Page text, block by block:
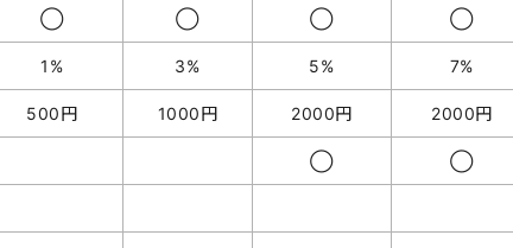
◯ ◯ ◯ ◯
1% 3% 5% 7%
500円 1000円 2000円 2000円
◯ ◯